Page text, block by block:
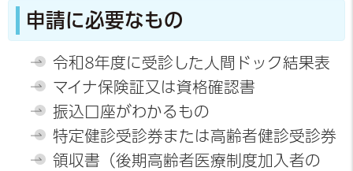
申請に必要なもの
令和8年度に受診した人間ドック結果表
マイナ保険証又は資格確認書
振込口座がわかるもの
特定健診受診券または高齢者健診受診券
領収書（後期高齢者医療制度加入者の